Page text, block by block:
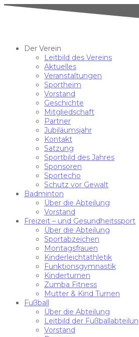
Der Verein
Leitbild des Vereins
Aktuelles
Veranstaltungen
Sportheim
Vorstand
Geschichte
Mitgliedschaft
Partner
Jubiläumsjahr
Kontakt
Satzung
Sportbild des Jahres
Sponsoren
Sportecho
Schutz vor Gewalt
Badminton
Über die Abteilung
Vorstand
Freizeit – und Gesundheitssport
Über die Abteilung
Sportabzeichen
Montagsfrauen
Kinderleichtathletik
Funktionsgymnastik
Kinderturnen
Zumba Fitness
Mutter & Kind Turnen
Fußball
Über die Abteilung
Leitbild der
Vorstand